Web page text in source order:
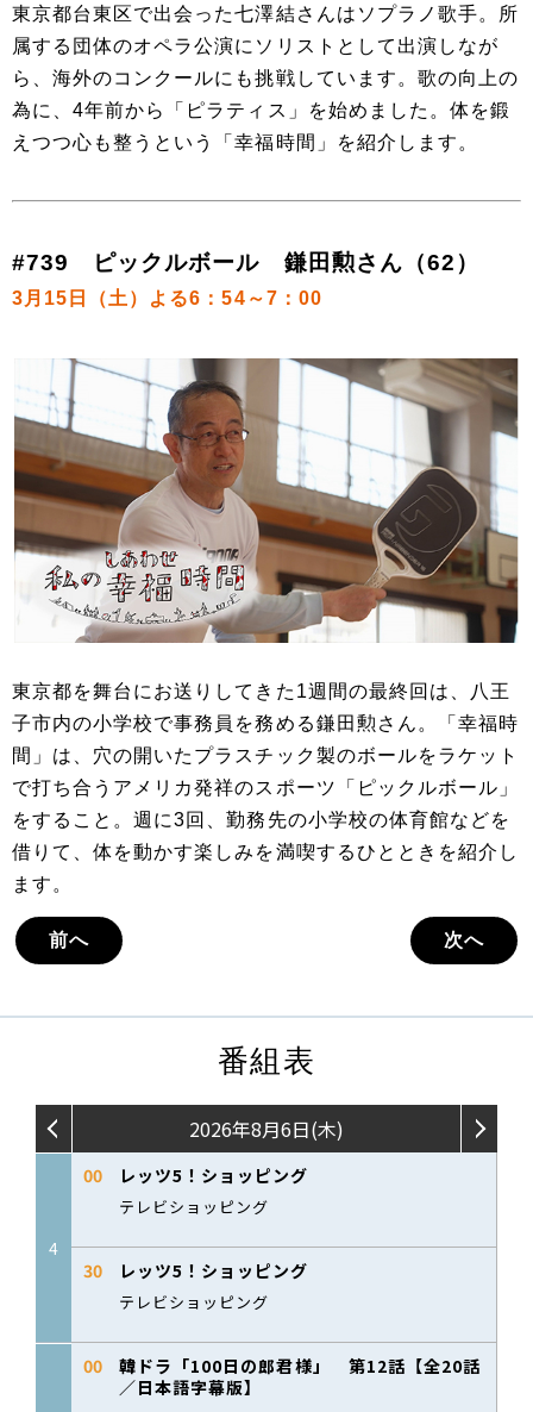
東京都台東区で出会った七澤結さんはソプラノ歌手。所
属する団体のオペラ公演にソリストとして出演しなが
ら、海外のコンクールにも挑戦しています。歌の向上の
為に、4年前から「ピラティス」を始めました。体を鍛
えつつ心も整うという「幸福時間」を紹介します。
#739 ピックルボール 鎌田勲さん（62）
3月15日（土）よる6：54～7：00
東京都を舞台にお送りしてきた1週間の最終回は、八王
子市内の小学校で事務員を務める鎌田勲さん。「幸福時
間」は、穴の開いたプラスチック製のボールをラケット
で打ち合うアメリカ発祥のスポーツ「ピックルボール」
をすること。週に3回、勤務先の小学校の体育館などを
借りて、体を動かす楽しみを満喫するひとときを紹介し
ます。
前へ 次へ
番組表